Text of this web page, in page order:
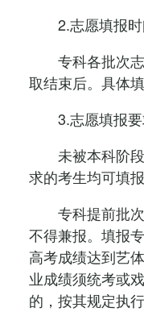
2.志愿填报
专科各批次
取结束后。具体
3.志愿填报
未被本科阶
求的考生均可填报
专科提前批
不得兼报。填报
高考成绩达到艺
业成绩须统考或
的，按其规定执行